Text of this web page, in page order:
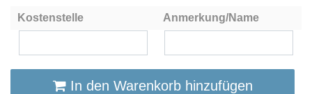
Kostenstelle Anmerkung/Name
In den Warenkorb hinzufügen